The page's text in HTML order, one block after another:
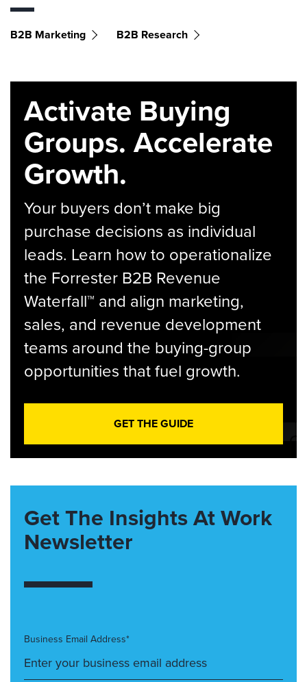
B2B Marketing B2B Research
Activate Buying
Groups. Accelerate
Growth.
Your buyers don’t make big
purchase decisions as individual
leads. Learn how to operationalize
the Forrester B2B Revenue
Waterfall™ and align marketing,
sales, and revenue development
teams around the buying-group
opportunities that fuel growth.
GET THE GUIDE
Get The Insights At Work
Newsletter
Business Email Address*